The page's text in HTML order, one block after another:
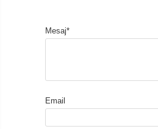
Mesaj*
Email